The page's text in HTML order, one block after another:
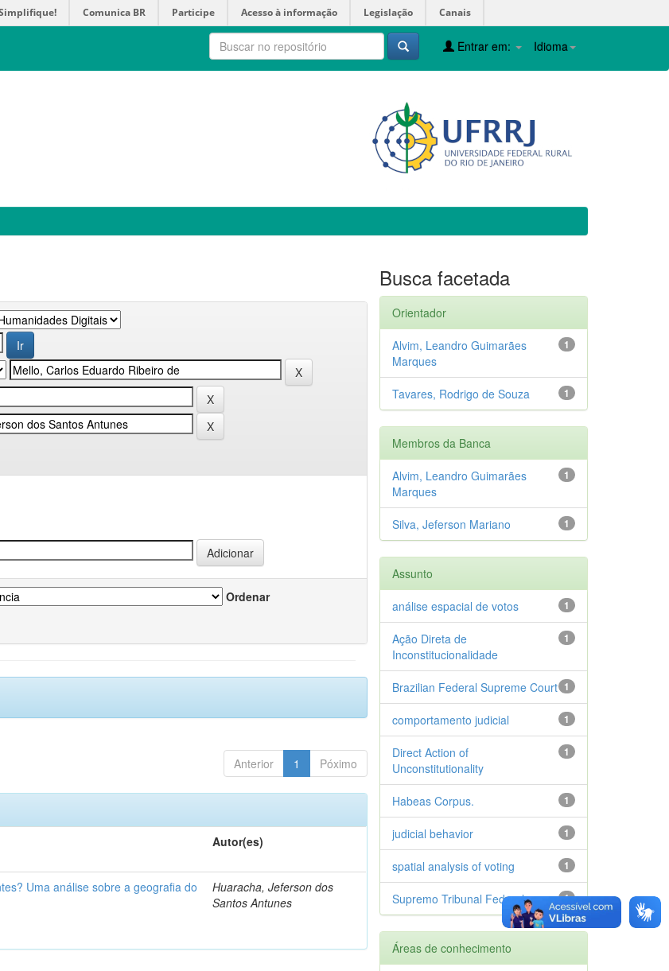
Comunica BR Participe Acesso à informação Legislação Canais
Idioma
Entrar em:
Ordenar
Anterior 1 Póximo
Autor(es)
Uma análise sobre a geografia do
Huaracha, Jeferson dos
Santos Antunes
Busca facetada
Orientador
1
Alvim, Leandro Guimarães
Marques
1
Tavares, Rodrigo de Souza
Membros da Banca
1
Alvim, Leandro Guimarães
Marques
1
Silva, Jeferson Mariano
Assunto
1
análise espacial de votos
1
Ação Direta de
Inconstitucionalidade
1
Brazilian Federal Supreme Court
1
comportamento judicial
1
Direct Action of
Unconstitutionality
1
Habeas Corpus.
1
judicial behavior
1
spatial analysis of voting
1
Supremo Tribunal Federal
Áreas de conhecimento